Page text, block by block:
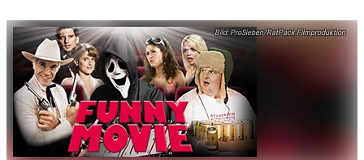
ProSieben/RatPack Filmproduktion